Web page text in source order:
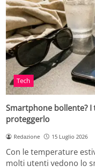
Tech
Smartphone bollente?
proteggerlo
Redazione 15 Luglio 2026
Con le temperature
molti utenti vedono lo